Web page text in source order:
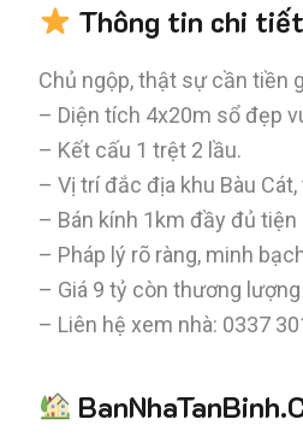
Thông tin chi tiết
Chủ ngộp, thật sự cần tiền
– Diện tích 4x20m sổ đẹp
– Kết cấu 1 trệt 2 lầu.
– Vị trí đắc địa khu Bàu
– Bán kính 1km đầy đủ
– Pháp lý rõ ràng, minh
– Giá 9 tỷ còn thương
– Liên hệ xem nhà: 0337